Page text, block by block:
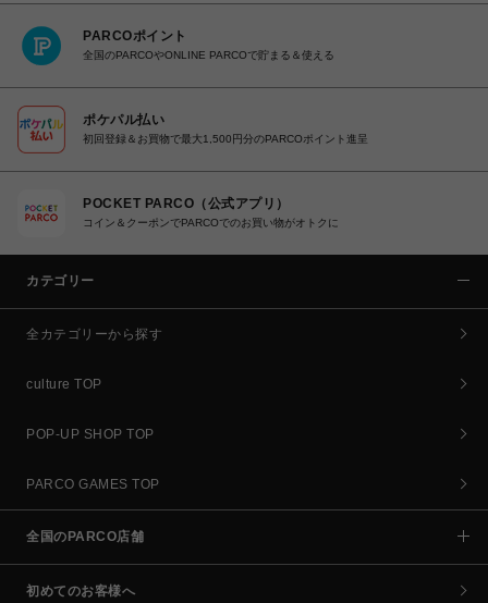
PARCOポイント
全国のPARCOやONLINE PARCOで貯まる＆使える
ポケパル払い
初回登録＆お買物で最大1,500円分のPARCOポイント進呈
POCKET PARCO（公式アプリ）
コイン＆クーポンでPARCOでのお買い物がオトクに
カテゴリー
全カテゴリーから探す
culture TOP
POP-UP SHOP TOP
PARCO GAMES TOP
全国のPARCO店舗
初めてのお客様へ